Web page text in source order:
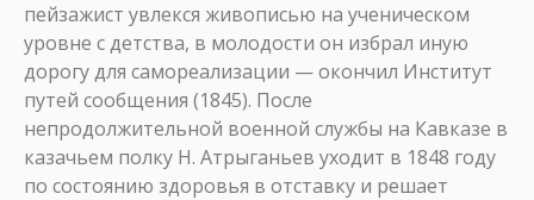
пейзажист увлекся живописью на ученическом
уровне с детства, в молодости он избрал иную
дорогу для самореализации — окончил Институт
путей сообщения (1845). После
непродолжительной военной службы на Кавказе в
казачьем полку Н. Атрыганьев уходит в 1848 году
по состоянию здоровья в отставку и решает